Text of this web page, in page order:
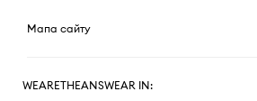
Мапа сайту
WEARETHEANSWEAR IN: